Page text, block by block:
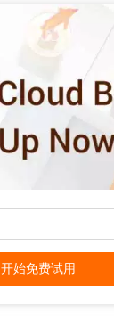
开始免费试用